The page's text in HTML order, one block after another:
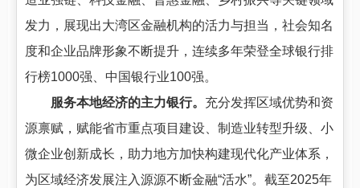
发力，展现出大湾区金融机构的活力与担当，社会知名
度和企业品牌形象不断提升，连续多年荣登全球银行排
行榜1000强、中国银行业100强。
服务本地经济的主力银行。 充分发挥区域优势和资
源禀赋，赋能省市重点项目建设、制造业转型升级、小
微企业创新成长，助力地方加快构建现代化产业体系，
为区域经济发展注入源源不断金融“活水”。截至2025年